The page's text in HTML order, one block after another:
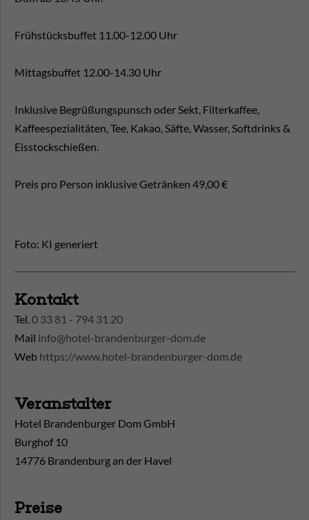
Frühstücksbuffet 11.00-12.00 Uhr
Mittagsbuffet 12.00-14.30 Uhr
Inklusive Begrüßungspunsch oder Sekt, Filterkaffee,
Kaffeespezialitäten, Tee, Kakao, Säfte, Wasser, Softdrinks &
Eisstockschießen.
Preis pro Person inklusive Getränken 49,00 €
Foto: KI generiert
Kontakt
Tel.0 33 81 - 794 31 20
Mail info@hotel-brandenburger-dom.de
Web https://www.hotel-brandenburger-dom.de
Veranstalter
Hotel Brandenburger Dom GmbH
Burghof 10
14776 Brandenburg an der Havel
Preise